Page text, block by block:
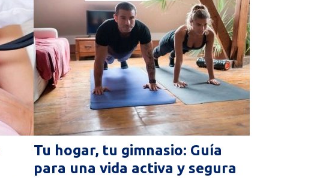
Tu hogar, tu gimnasio: Guía
para una vida activa y segura